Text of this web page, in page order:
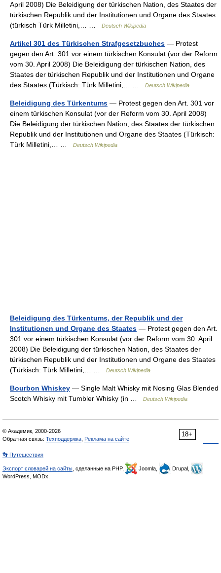
April 2008) Die Beleidigung der türkischen Nation, des Staates der
türkischen Republik und der Institutionen und Organe des Staates
(türkisch Türk Milletini,… …
Deutsch Wikipedia
Artikel 301 des Türkischen Strafgesetzbuches — Protest
gegen den Art. 301 vor einem türkischen Konsulat (vor der Reform
vom 30. April 2008) Die Beleidigung der türkischen Nation, des
Staates der türkischen Republik und der Institutionen und Organe
des Staates (Türkisch: Türk Milletini,… …
Deutsch Wikipedia
Beleidigung des Türkentums — Protest gegen den Art. 301 vor
einem türkischen Konsulat (vor der Reform vom 30. April 2008)
Die Beleidigung der türkischen Nation, des Staates der türkischen
Republik und der Institutionen und Organe des Staates (Türkisch:
Türk Milletini,… …
Deutsch Wikipedia
Beleidigung des Türkentums, der Republik und der
Institutionen und Organe des Staates — Protest gegen den Art.
301 vor einem türkischen Konsulat (vor der Reform vom 30. April
2008) Die Beleidigung der türkischen Nation, des Staates der
türkischen Republik und der Institutionen und Organe des Staates
(Türkisch: Türk Milletini,… …
Deutsch Wikipedia
Bourbon Whiskey — Single Malt Whisky mit Nosing Glas Blended
Scotch Whisky mit Tumbler Whisky (in …
Deutsch Wikipedia
18+
© Академик, 2000-2026
Обратная связь: Техподдержка Реклама на сайте
👣 Путешествия
Экспорт словарей на сайты , сделанные на PHP, Joomla,
Drupal,
WordPress, MODx.